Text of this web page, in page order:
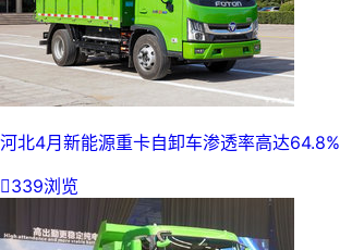
河北4月新能源重卡自卸车渗透率高达64.8%
339浏览